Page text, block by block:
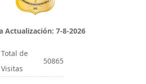
Actualización: 7-8-2026
Total de
Visitas
50865